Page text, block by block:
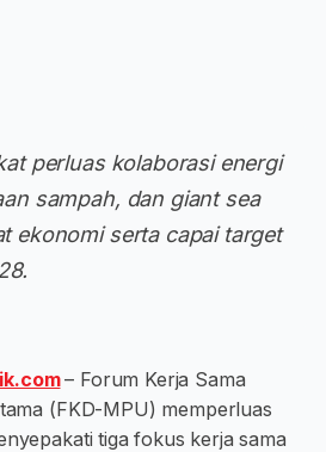
perluas kolaborasi energi
sampah, dan giant sea
ekonomi serta capai target
– Forum Kerja Sama
(FKD-MPU) memperluas
tiga fokus kerja sama